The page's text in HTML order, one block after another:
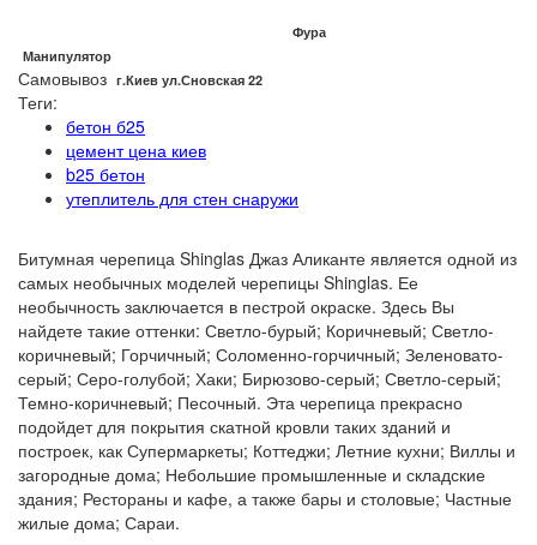
Фура
Манипулятор
Самовывоз г.Киев ул.Сновская 22
Теги:
бетон б25
цемент цена киев
b25 бетон
утеплитель для стен снаружи
Битумная черепица Shinglas Джаз Аликанте является одной из
самых необычных моделей черепицы Shinglas. Ее
необычность заключается в пестрой окраске. Здесь Вы
найдете такие оттенки: Светло-бурый; Коричневый; Светло-
коричневый; Горчичный; Соломенно-горчичный; Зеленовато-
серый; Серо-голубой; Хаки; Бирюзово-серый; Светло-серый;
Темно-коричневый; Песочный. Эта черепица прекрасно
подойдет для покрытия скатной кровли таких зданий и
построек, как Супермаркеты; Коттеджи; Летние кухни; Виллы и
загородные дома; Небольшие промышленные и складские
здания; Рестораны и кафе, а также бары и столовые; Частные
жилые дома; Сараи.